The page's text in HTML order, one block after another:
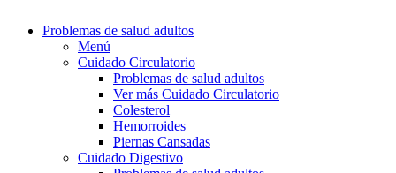
Problemas de salud adultos
Menú
Cuidado Circulatorio
Problemas de salud adultos
Ver más Cuidado Circulatorio
Colesterol
Hemorroides
Piernas Cansadas
Cuidado Digestivo